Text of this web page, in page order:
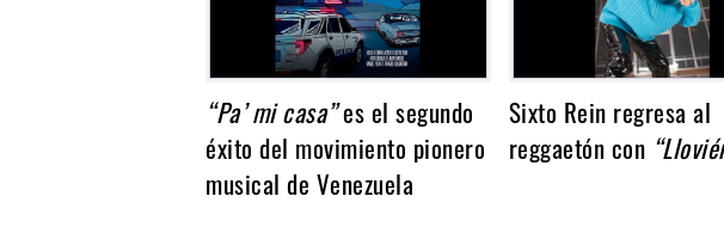
“Pa’ mi casa”es el segundo
éxito del movimiento pionero
musical de Venezuela
Sixto Rein regresa al
reggaetón con